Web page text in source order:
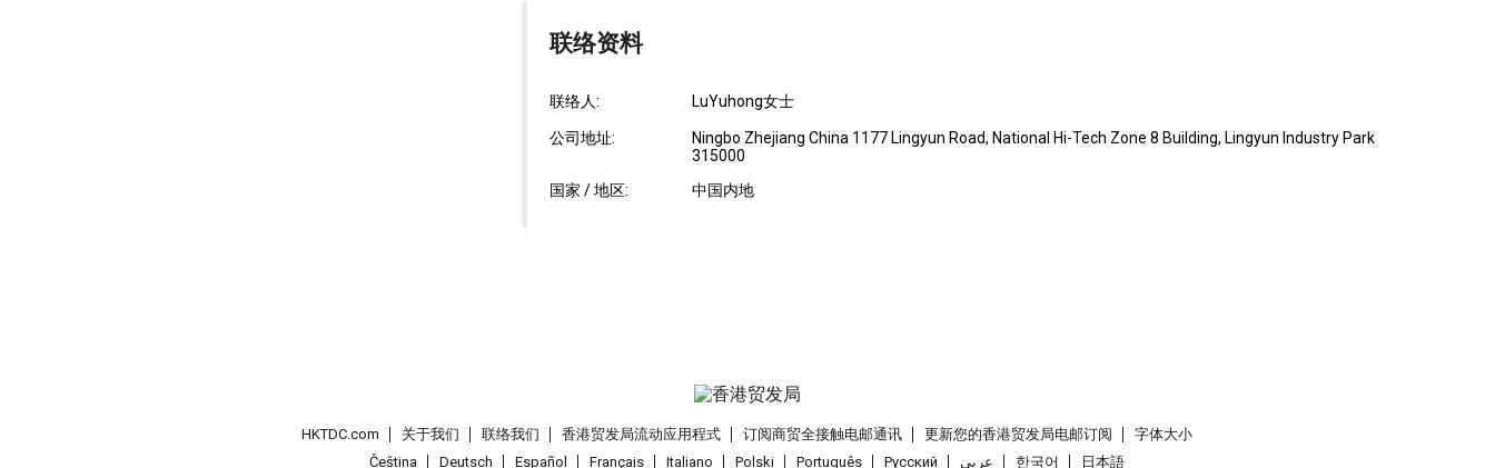
联络资料
联络人: LuYuhong女士
公司地址:
Ningbo Zhejiang China 1177 Lingyun Road, National Hi-Tech Zone 8 Building, Lingyun Industry Park
315000
国家 / 地区:
中国内地
HKTDC.com 关于我们 联络我们 香港贸发局流动应用程式 订阅商贸全接触电邮通讯 更新您的香港贸发局电邮订阅
字体大小
Čeština
Deutsch Español Français Italiano Polski Português Pусский عربى 한국어 日本語